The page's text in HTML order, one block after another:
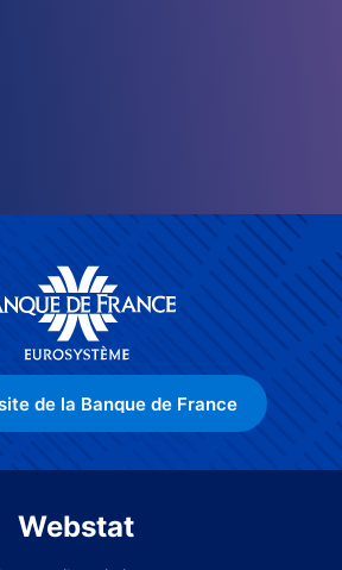
de la Banque de France
Webstat